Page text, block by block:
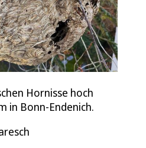
Hornisse hoch
in Bonn-Endenich.